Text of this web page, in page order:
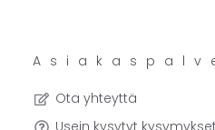
Ota yhteyttä